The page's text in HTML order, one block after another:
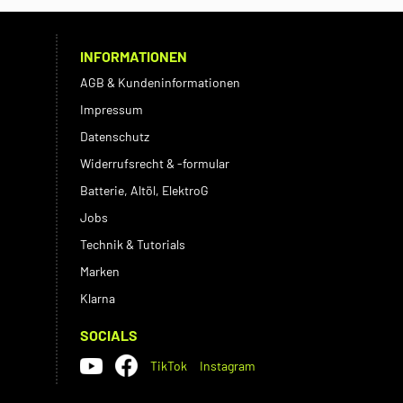
INFORMATIONEN
AGB & Kundeninformationen
Impressum
Datenschutz
Widerrufsrecht & -formular
Batterie, Altöl, ElektroG
Jobs
Technik & Tutorials
Marken
Klarna
SOCIALS
TikTok Instagram